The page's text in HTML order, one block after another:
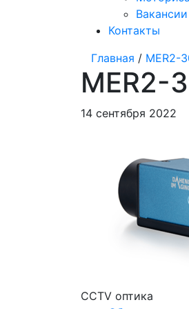
Вакансии
Контакты
Главная / MER2-
MER2-
14 сентября 2022
CCTV оптика